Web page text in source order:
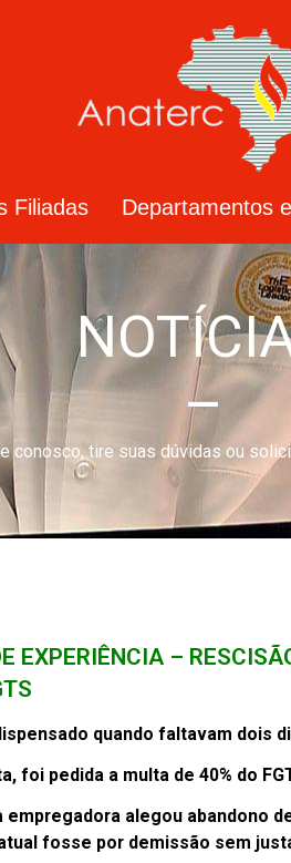
Filiadas Departamentos
–
conosco, tire suas dúvidas ou
EXPERIÊNCIA –
quando faltavam dois
foi pedida a multa de 40% do
empregadora alegou abandono
fosse por demissão sem